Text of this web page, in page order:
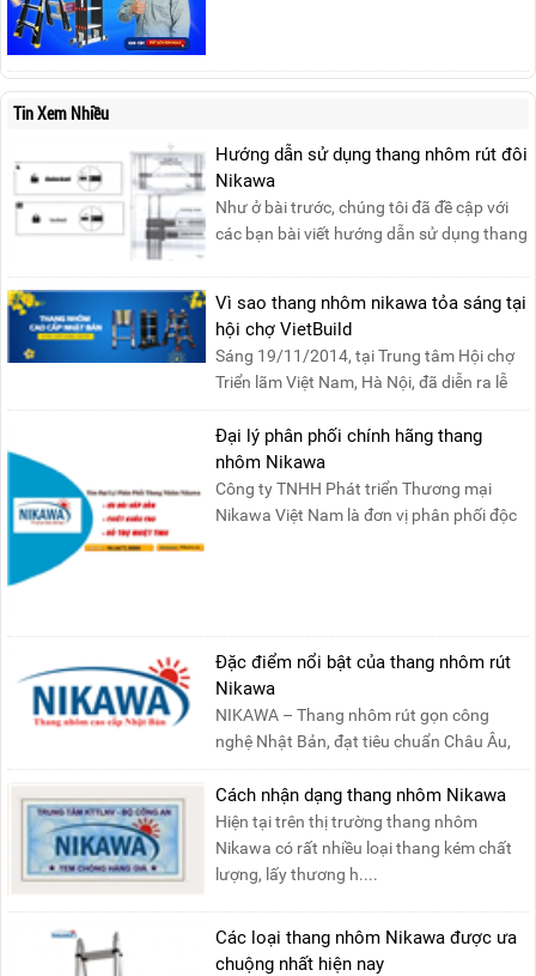
phần quà siêu hấp dẫn và mua sắm
những sản phẩm thang chính hãng với
Mega Live, bạn sẽ nhận được gì?...
Tin Xem Nhiều
Hướng dẫn sử dụng thang nhôm rút đôi
Nikawa
Như ở bài trước, chúng tôi đã đề cập với
các bạn bài viết hướng dẫn sử dụng thang
Vì sao thang nhôm nikawa tỏa sáng tại
hội chợ VietBuild
Sáng 19/11/2014, tại Trung tâm Hội chợ
Triển lãm Việt Nam, Hà Nội, đã diễn ra lễ
khai mạc “Triể....
Đại lý phân phối chính hãng thang
nhôm Nikawa
Công ty TNHH Phát triển Thương mại
Nikawa Việt Nam là đơn vị phân phối độc
Đặc điểm nổi bật của thang nhôm rút
Nikawa
NIKAWA – Thang nhôm rút gọn công
nghệ Nhật Bản, đạt tiêu chuẩn Châu Âu,
đảm bảo sự an toàn tuy....
Cách nhận dạng thang nhôm Nikawa
Hiện tại trên thị trường thang nhôm
Nikawa có rất nhiều loại thang kém chất
lượng, lấy thương h....
Các loại thang nhôm Nikawa được ưa
chuộng nhất hiện nay